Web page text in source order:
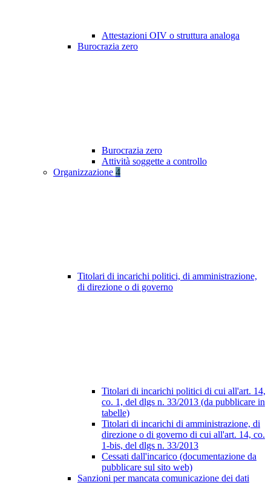
Attestazioni OIV o struttura analoga
Burocrazia zero
Burocrazia zero
Attività soggette a controllo
Organizzazione 4
Titolari di incarichi politici, di amministrazione,
di direzione o di governo
Titolari di incarichi politici di cui all'art. 14,
co. 1, del dlgs n. 33/2013 (da pubblicare in
tabelle)
Titolari di incarichi di amministrazione, di
direzione o di governo di cui all'art. 14, co.
1-bis, del dlgs n. 33/2013
Cessati dall'incarico (documentazione da
pubblicare sul sito web)
Sanzioni per mancata comunicazione dei dati